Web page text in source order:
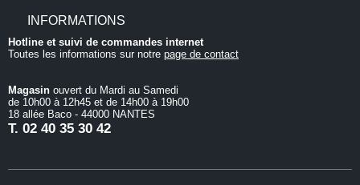
INFORMATIONS
Hotline et suivi de commandes internet
Toutes les informations sur notre page de contact
Magasin ouvert du Mardi au Samedi
de 10h00 à 12h45 et de 14h00 à 19h00
18 allée Baco - 44000 NANTES
T. 02 40 35 30 42